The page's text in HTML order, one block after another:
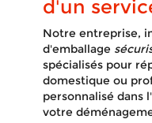
d'un
Notre entreprise,
d'emballage
spécialisés pour
domestique ou
personnalisé dans
votre